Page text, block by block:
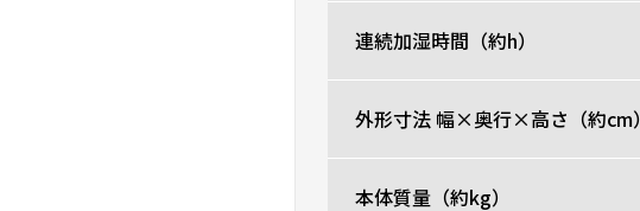
連続加湿時間（約h）
外形寸法 幅×奥行×高さ（約cm）
本体質量（約kg）